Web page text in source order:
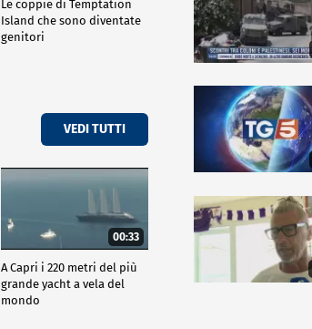
Le coppie di Temptation
Island che sono diventate
genitori
VEDI TUTTI
00:33
A Capri i 220 metri del più
grande yacht a vela del
mondo